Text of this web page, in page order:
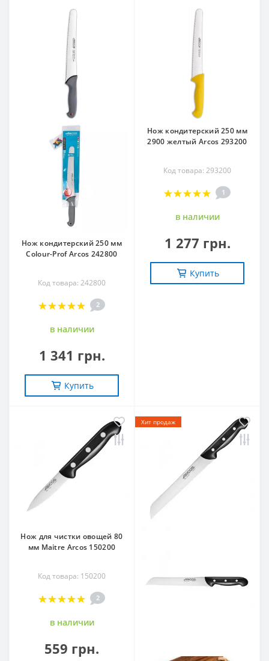
Нож кондитерский 250 мм
Colour-Prof Arcos 242800
Код товара: 242800
2
в наличии
1 341 грн.
Купить
Нож кондитерский 250 мм
2900 желтый Arcos 293200
Код товара: 293200
1
в наличии
1 277 грн.
Купить
Нож для чистки овощей 80
мм Maitre Arcos 150200
Код товара: 150200
2
в наличии
559 грн.
Хит продаж